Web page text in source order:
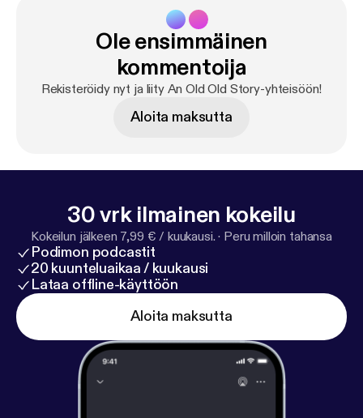
what happens when marking the divide between
Insiders and Outsiders becomes an act of hatred,
exclusion, fear, and violence?
Ole ensimmäinen
kommentoija
Rekisteröidy nyt ja liity An Old Old Story-yhteisöön!
Aloita maksutta
30 vrk ilmainen kokeilu
Kokeilun jälkeen 7,99 € / kuukausi. · Peru milloin tahansa
Podimon podcastit
20 kuunteluaikaa / kuukausi
Lataa offline-käyttöön
Aloita maksutta